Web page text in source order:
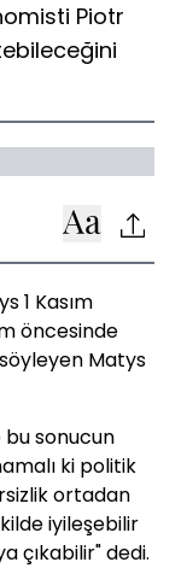
Piotr
1 Kasım
öncesinde
Matys
bu sonucun
ki politik
ortadan
iyileşebilir
çıkabilir" dedi.